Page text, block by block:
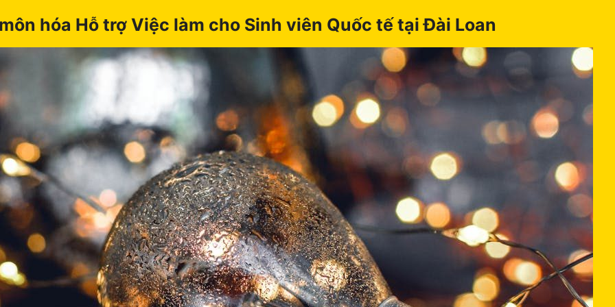
hóa Hỗ trợ Việc làm cho Sinh viên Quốc tế tại Đài Loan